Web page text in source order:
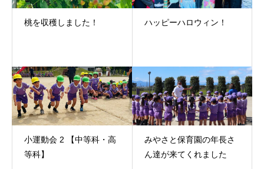
桃を収穫しました！ ハッピーハロウィン！
小運動会 2 【中等科・高
等科】
みやさと保育園の年長さ
ん達が来てくれました